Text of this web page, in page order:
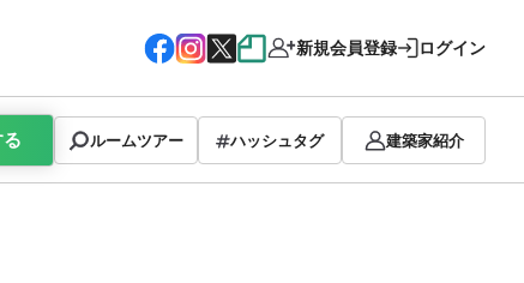
新規会員登録 ログイン
ルームツアー ハッシュタグ 建築家紹介